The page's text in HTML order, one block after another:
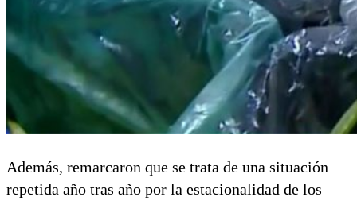
Además, remarcaron que se trata de una situación
repetida año tras año por la estacionalidad de los